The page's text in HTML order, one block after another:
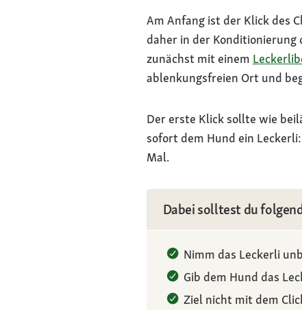
Am Anfang ist der Klick des
daher in der Konditionierung
zunächst mit einem
ablenkungsfreien Ort und
Der erste Klick sollte wie
sofort dem Hund ein
Mal.
Dabei solltest du
Nimm das Leckerli
Gib dem Hund das
Ziel nicht mit dem